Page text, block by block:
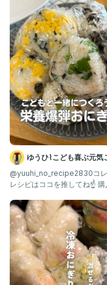
・ごはん 200g
・卵 1個
・鮭フレーク 大さじ
・枝豆むき身 20g
・コーン 20g
・中華だし 小さじ1
・しょうゆ 小さじ1/2
・ごま油 小さじ1
・ブラックペッパー 少
(お好みで)
1. ボウルに全ての具材
ラップして600W3分
(卵が生っぽかったら
見てみて下さい)
2. 混ぜて、握れば完成
(ラップを敷いたおに
握る時にパラパラ落
ラップのまま手渡せ
ゆうひ⌇こども喜ぶ元気
🍳
@yuuhi_no_recipe2830コ
レシピはココを推してね☝️ 購入品は